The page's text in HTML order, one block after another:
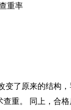
了原来的结构
重。 同上，合格